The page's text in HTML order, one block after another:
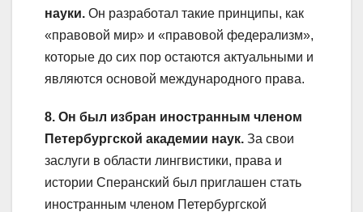
науки. Он разработал такие принципы, как
«правовой мир» и «правовой федерализм»,
которые до сих пор остаются актуальными и
являются основой международного права.
8. Он был избран иностранным членом
Петербургской академии наук. За свои
заслуги в области лингвистики, права и
истории Сперанский был приглашен стать
иностранным членом Петербургской